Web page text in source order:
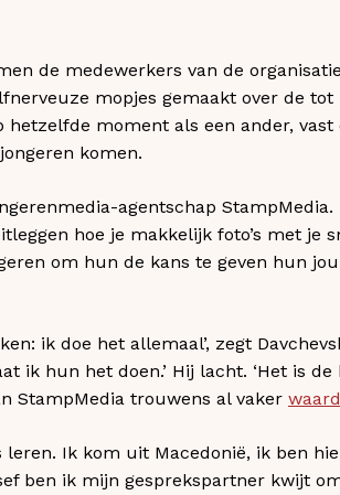
de medewerkers van de
mopjes gemaakt over de tot
hetzelfde moment als een ander,
komen.
agentschap
hoe je makkelijk foto’s met je
om hun de kans te geven hun
ik doe het allemaal’, zegt
ik hun het doen.’ Hij lacht. ‘Het is
StampMedia trouwens al vaker
leren. Ik kom uit Macedonië, ik ben
ben ik mijn gesprekspartner kwijt